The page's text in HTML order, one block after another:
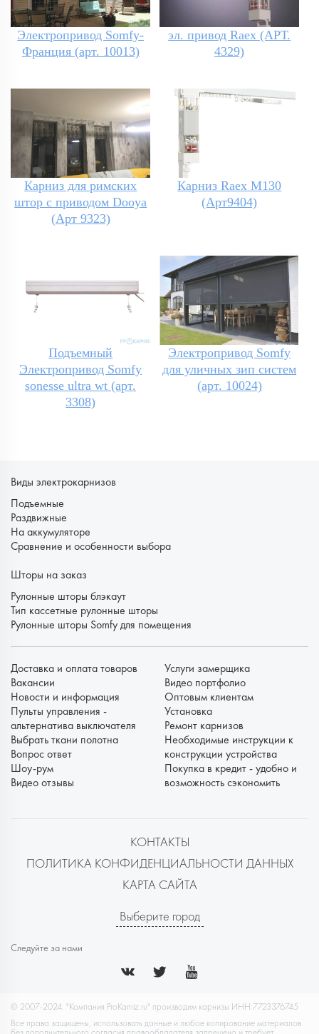
Электропривод Somfy-
Франция (арт. 10013)
эл. привод Raex (АРТ.
4329)
Карниз для римских
штор с приводом Dooya
(Арт 9323)
Карниз Raex M130
(Арт9404)
Подъемный
Электропривод Somfy
sonesse ultra wt (арт.
3308)
Электропривод Somfy
для уличных зип систем
(арт. 10024)
Виды электрокарнизов
Подъемные
Раздвижные
На аккумуляторе
Сравнение и особенности выбора
Шторы на заказ
Рулонные шторы блэкаут
Тип кассетные рулонные шторы
Рулонные шторы Somfy для помещения
Доставка и оплата товаров
Вакансии
Новости и информация
Пульты управления -
альтернатива выключателя
Выбрать ткани полотна
Вопрос ответ
Шоу-рум
Видео отзывы
Услуги замерщика
Видео портфолио
Оптовым клиентам
Установка
Ремонт карнизов
Необходимые инструкции к
конструкции устройства
Покупка в кредит - удобно и
возможность сэкономить
КОНТАКТЫ
ПОЛИТИКА КОНФИДЕНЦИАЛЬНОСТИ ДАННЫХ
КАРТА САЙТА
Выберите город
Следуйте за нами
© 2007-2024. "Компания ProKarniz.ru" производим карнизы ИНН:7723376745
Все права защищены, использовать данные и любое копирование материалов